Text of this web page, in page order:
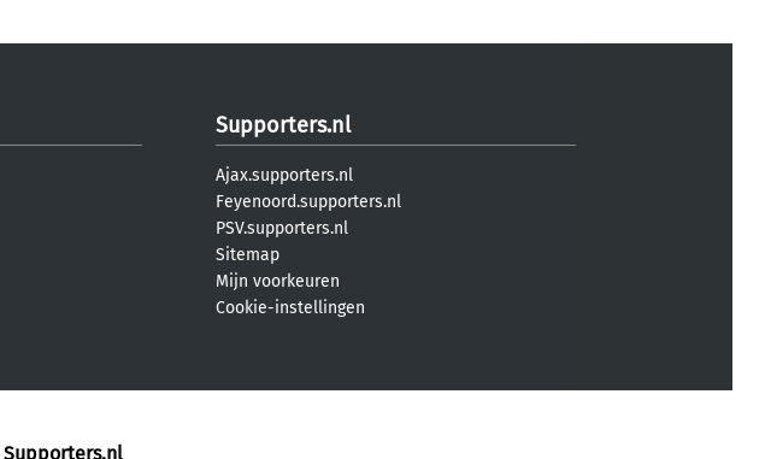
Supporters.nl
Ajax.supporters.nl
Feyenoord.supporters.nl
PSV.supporters.nl
Sitemap
Mijn voorkeuren
Cookie-instellingen
Supporters.nl